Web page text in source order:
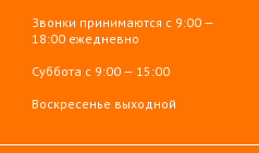
Звонки принимаются с 9:00 —
18:00 ежедневно
Суббота с 9:00 — 15:00
Воскресенье выходной